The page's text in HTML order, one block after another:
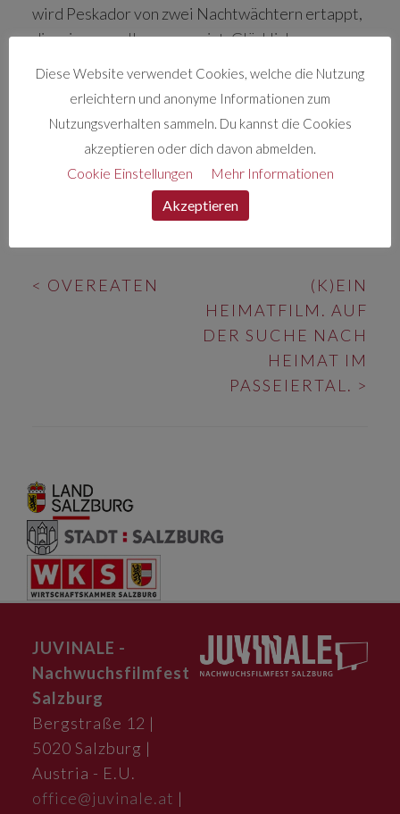
wird Peskador von zwei Nachtwächtern ertappt,
die wissen wollen, wer er ist. Glücklichen
musikalische Antwort zu geben.
< OVEREATEN
(K)EIN
HEIMATFILM. AUF
DER SUCHE NACH
HEIMAT IM
PASSEIERTAL. >
JUVINALE -
Nachwuchsfilmfest
Salzburg
Bergstraße 12 |
5020 Salzburg |
Austria - E.U.
office@juvinale.at |
Diese Website verwendet Cookies, welche die Nutzung
erleichtern und anonyme Informationen zum
Nutzungsverhalten sammeln. Du kannst die Cookies
akzeptieren oder dich davon abmelden.
Cookie Einstellungen
Mehr Informationen
Akzeptieren